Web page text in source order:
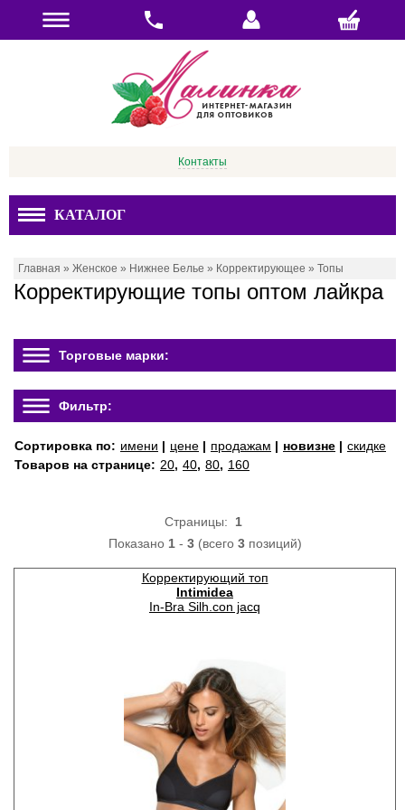
Контакты
КАТАЛОГ
Главная » Женское » Нижнее Белье » Корректирующее » Топы
Корректирующие топы оптом лайкра
Торговые марки:
Фильтр:
Сортировка по: имени | цене | продажам | новизне | скидке
Товаров на странице: 20, 40, 80, 160
Страницы: 1
Показано 1- 3(всего 3позиций)
Корректирующий топ
Intimidea
In-Bra Silh.con jacq